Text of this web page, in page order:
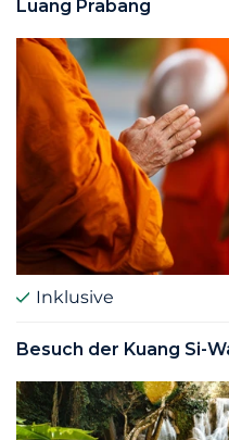
Luang Prabang
Inklusive
Besuch der Kuang Si-